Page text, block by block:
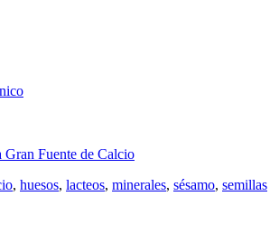
Gran Fuente de Calcio
, huesos, lacteos, minerales, sésamo, semillas